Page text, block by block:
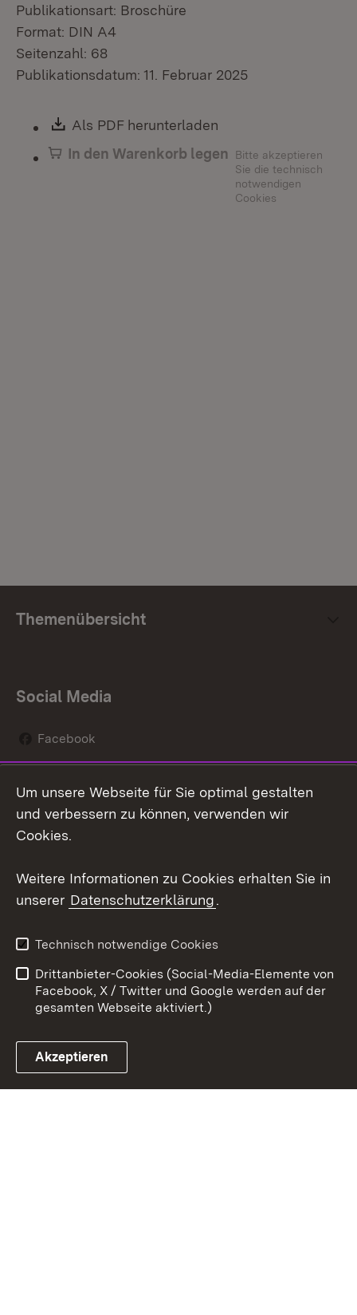
Publikationsart: Broschüre
Format: DIN A4
Seitenzahl: 68
Publikationsdatum: 11. Februar 2025
Download:
Als PDF herunterladen
In den Warenkorb legen
Bitte akzeptieren
Sie die technisch
notwendigen
Cookies
Themenübersicht
Social Media
Facebook
Social Wall
Youtube
Link zum Landesportal
Kontakt
Datenschutz
Barrierefreiheit
Impressum Cookies
Um unsere Webseite für Sie optimal gestalten
und verbessern zu können, verwenden wir
Cookies.
Weitere Informationen zu Cookies erhalten Sie in
unserer Datenschutzerklärung.
Technisch notwendige Cookies
Drittanbieter-Cookies (Social-Media-Elemente von
Facebook, X / Twitter und Google werden auf der
gesamten Webseite aktiviert.)
Akzeptieren